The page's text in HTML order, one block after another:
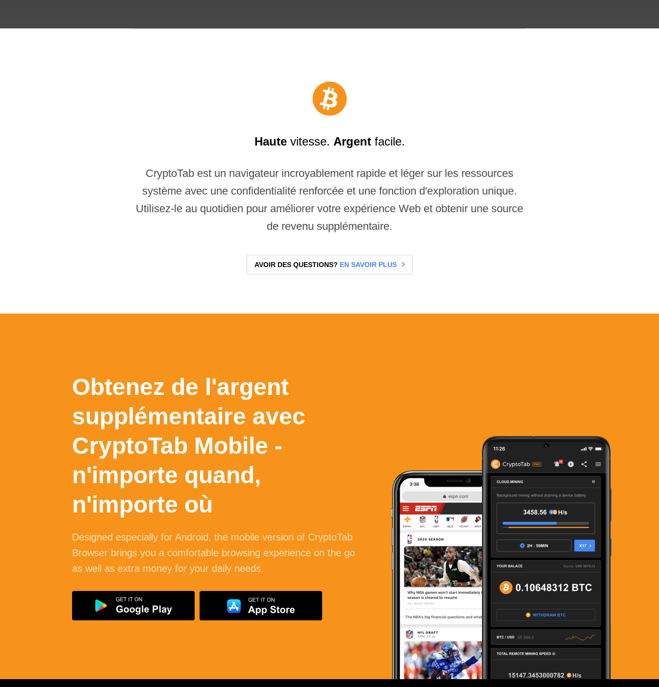
Hautevitesse. Argentfacile.
CryptoTab est un navigateur incroyablement rapide et léger sur les ressources
système avec une confidentialité renforcée et une fonction d'exploration unique.
Utilisez-le au quotidien pour améliorer votre expérience Web et obtenir une source
de revenu supplémentaire.
AVOIR DES QUESTIONS? EN SAVOIR PLUS
Obtenez de l'argent
supplémentaire avec
CryptoTab Mobile -
n'importe quand,
n'importe où
Designed especially for Android , the mobile version of CryptoTab
Browser brings you a comfortable browsing experience on the go
as well as extra money for your daily needs.